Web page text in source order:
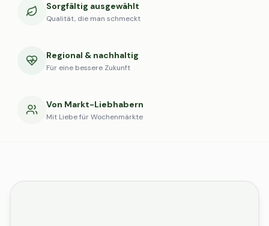
Sorgfältig ausgewählt
Qualität, die man schmeckt
Regional & nachhaltig
Für eine bessere Zukunft
Von Markt-Liebhabern
Mit Liebe für Wochenmärkte